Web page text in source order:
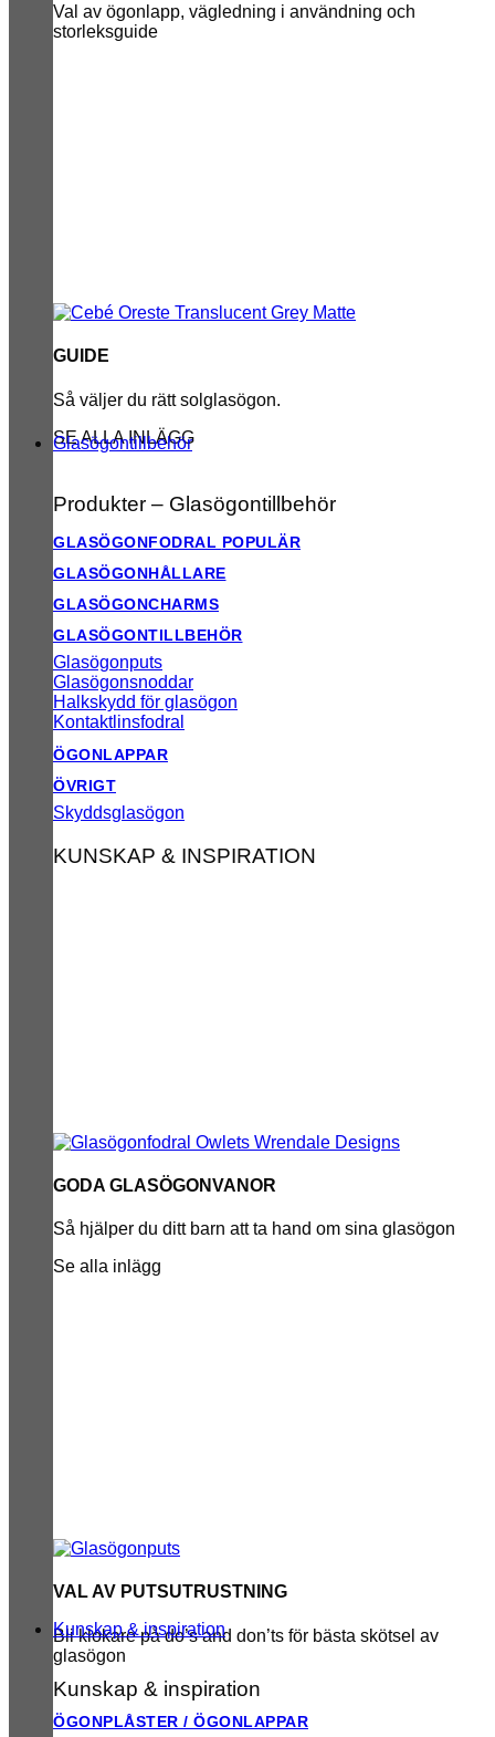
Val av ögonlapp, vägledning i användning och
storleksguide
GUIDE
Så väljer du rätt solglasögon.
SE ALLA INLÄGG
Glasögontillbehör
Produkter – Glasögontillbehör
GLASÖGONFODRAL
GLASÖGONHÅLLARE
GLASÖGONCHARMS
GLASÖGONTILLBEHÖR
Glasögonputs
Glasögonsnoddar
Halkskydd för glasögon
Kontaktlinsfodral
ÖGONLAPPAR
ÖVRIGT
Skyddsglasögon
KUNSKAP & INSPIRATION
GODA GLASÖGONVANOR
Så hjälper du ditt barn att ta hand om sina glasögon
Se alla inlägg
VAL AV PUTSUTRUSTNING
Bli klokare på do’s and don’ts för bästa skötsel av
glasögon
Kunskap & inspiration
Kunskap & inspiration
ÖGONPLÅSTER / ÖGONLAPPAR